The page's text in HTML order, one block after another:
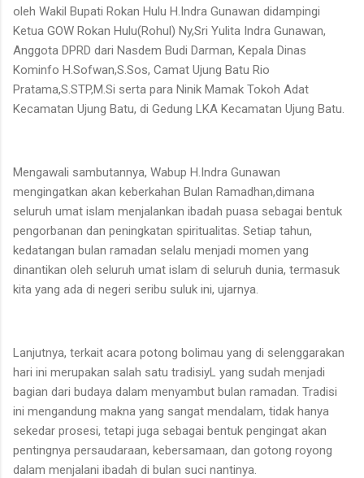
oleh Wakil Bupati Rokan Hulu H.Indra Gunawan didampingi
Ketua GOW Rokan Hulu(Rohul) Ny,Sri Yulita Indra Gunawan,
Anggota DPRD dari Nasdem Budi Darman, Kepala Dinas
Kominfo H.Sofwan,S.Sos, Camat Ujung Batu Rio
Pratama,S.STP,M.Si serta para Ninik Mamak Tokoh Adat
Kecamatan Ujung Batu, di Gedung LKA Kecamatan Ujung Batu.
Mengawali sambutannya, Wabup H.Indra Gunawan
mengingatkan akan keberkahan Bulan Ramadhan,dimana
seluruh umat islam menjalankan ibadah puasa sebagai bentuk
pengorbanan dan peningkatan spiritualitas. Setiap tahun,
kedatangan bulan ramadan selalu menjadi momen yang
dinantikan oleh seluruh umat islam di seluruh dunia, termasuk
kita yang ada di negeri seribu suluk ini, ujarnya.
Lanjutnya, terkait acara potong bolimau yang di selenggarakan
hari ini merupakan salah satu tradisiyL yang sudah menjadi
bagian dari budaya dalam menyambut bulan ramadan. Tradisi
ini mengandung makna yang sangat mendalam, tidak hanya
sekedar prosesi, tetapi juga sebagai bentuk pengingat akan
pentingnya persaudaraan, kebersamaan, dan gotong royong
dalam menjalani ibadah di bulan suci nantinya.